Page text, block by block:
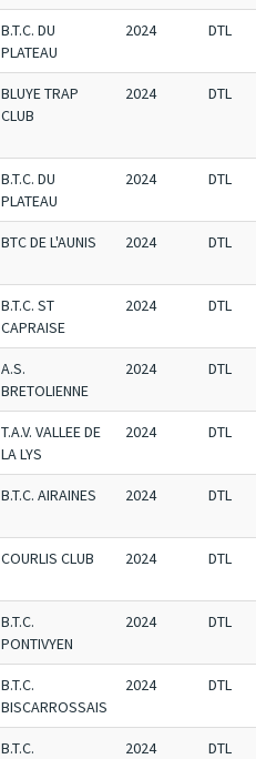
B.T.C. DU
PLATEAU
2024 DTL
BLUYE TRAP
CLUB
2024 DTL
B.T.C. DU
PLATEAU
2024 DTL
BTC DE L'AUNIS 2024 DTL
B.T.C. ST
CAPRAISE
2024 DTL
A.S.
BRETOLIENNE
2024 DTL
T.A.V. VALLEE DE
LA LYS
2024 DTL
B.T.C. AIRAINES 2024 DTL
COURLIS CLUB 2024 DTL
B.T.C.
PONTIVYEN
2024 DTL
B.T.C.
BISCARROSSAIS
2024 DTL
B.T.C.
2024 DTL